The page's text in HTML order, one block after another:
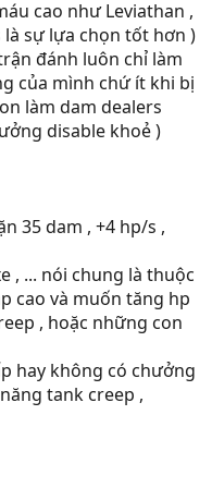
cao như Leviathan ,
sự lựa chọn tốt hơn )
đánh luôn chỉ làm
của mình chứ ít khi bị
làm dam dealers
disable khoẻ )
35 dam , +4 hp/s ,
, ... nói chung là thuộc
cao và muốn tăng hp
, hoặc những con
hay không có chưởng
tank creep ,